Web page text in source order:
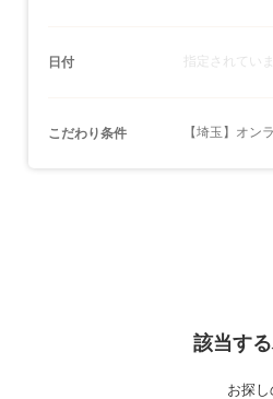
日付 指定されてい
こだわり条件 【埼玉】オン
該当す
お探し